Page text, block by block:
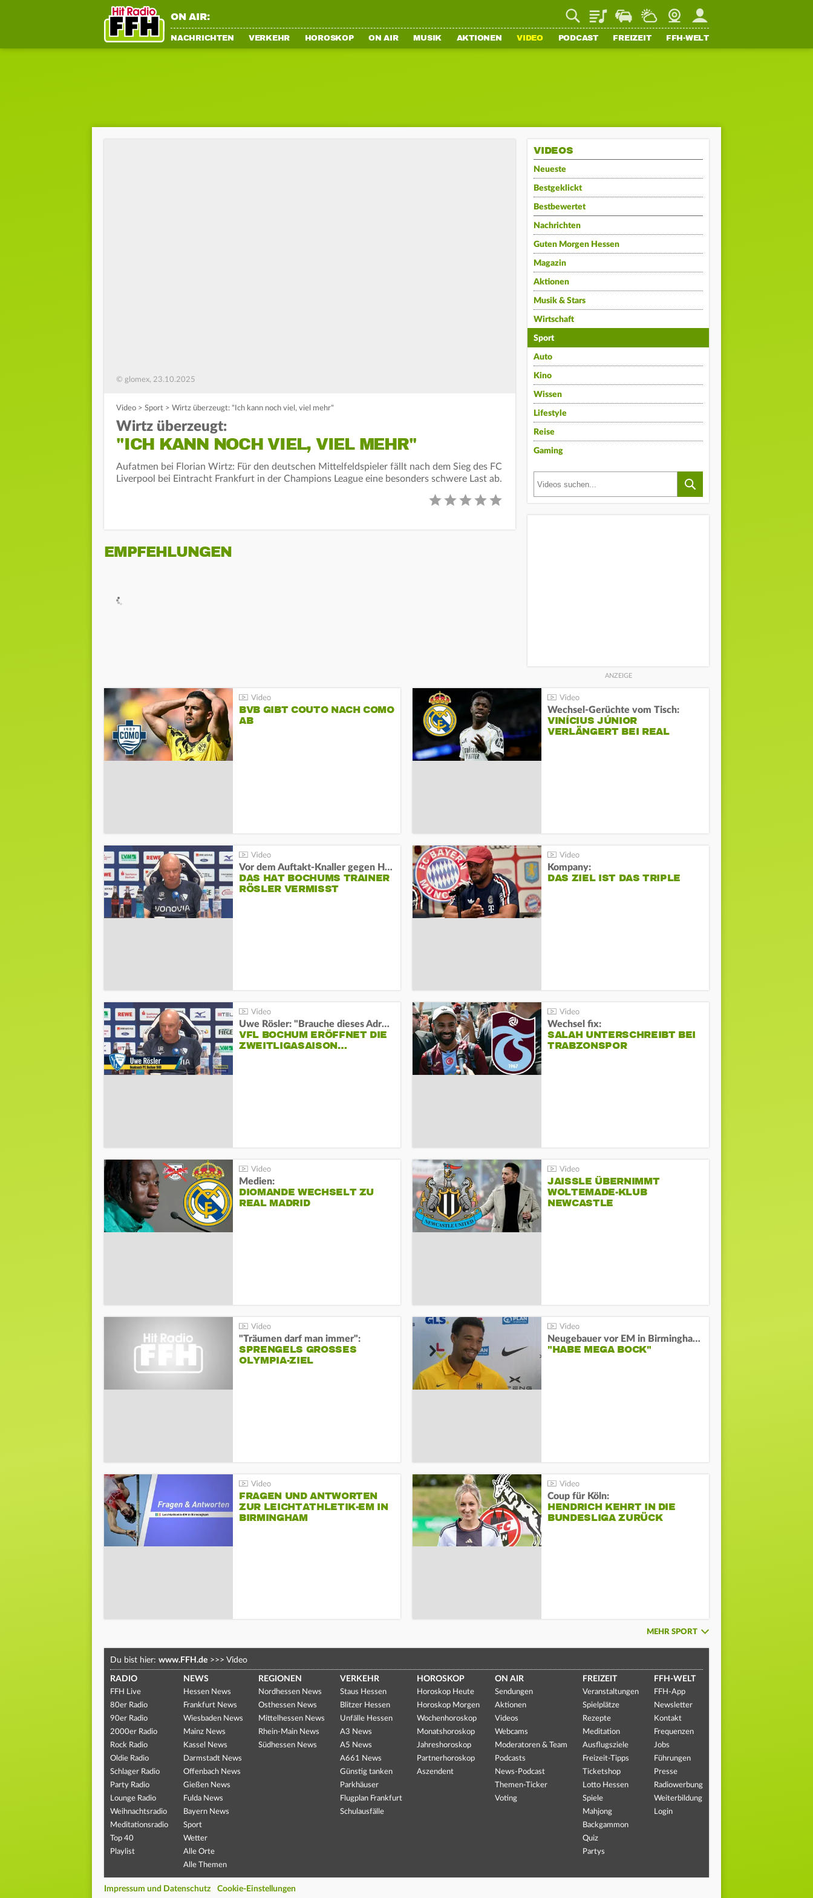
ON AIR: PlaylistStaupilotWetterWebcamMein FFH
NACHRICHTEN VERKEHR HOROSKOP ON AIR MUSIK AKTIONEN VIDEO PODCAST FREIZEIT FFH-WELT
© glomex, 23.10.2025
Video > Sport > Wirtz überzeugt: "Ich kann noch viel, viel mehr"
Wirtz überzeugt:
"ICH KANN NOCH VIEL, VIEL MEHR"
Aufatmen bei Florian Wirtz: Für den deutschen Mittelfeldspieler fällt nach dem Sieg des FC
Liverpool bei Eintracht Frankfurt in der Champions League eine besonders schwere Last ab.
EMPFEHLUNGEN
VIDEOS
Neueste
Bestgeklickt
Bestbewertet
Nachrichten
Guten Morgen Hessen
Magazin
Aktionen
Musik & Stars
Wirtschaft
Sport
Auto
Kino
Wissen
Lifestyle
Reise
Gaming
BVB GIBT COUTO NACH COMO
AB
Wechsel-Gerüchte vom Tisch:
VINÍCIUS JÚNIOR
VERLÄNGERT BEI REAL
Vor dem Auftakt-Knaller gegen Hertha:
DAS HAT BOCHUMS TRAINER
RÖSLER VERMISST
Kompany:
DAS ZIEL IST DAS TRIPLE
Uwe Rösler: "Brauche dieses Adrenalin"
VFL BOCHUM ERÖFFNET DIE
ZWEITLIGASAISON…
Wechsel fix:
SALAH UNTERSCHREIBT BEI
TRABZONSPOR
Medien:
DIOMANDE WECHSELT ZU
REAL MADRID
JAISSLE ÜBERNIMMT
WOLTEMADE-KLUB
NEWCASTLE
"Träumen darf man immer":
SPRENGELS GROSSES O
LYMPIA-ZIEL
Neugebauer vor EM in Birmingham:
"HABE MEGA BOCK"
FRAGEN UND ANTWORTEN
ZUR LEICHTATHLETIK-EM IN
BIRMINGHAM
Coup für Köln:
HENDRICH KEHRT IN DIE
BUNDESLIGA ZURÜCK
MEHR SPORT
Du bist hier: www.FFH.de >>> Video
RADIO
FFH Live
80er Radio
90er Radio
2000er Radio
Rock Radio
Oldie Radio
Schlager Radio
Party Radio
Lounge Radio
Weihnachtsradio
Meditationsradio
Top 40
Playlist
NEWS
Hessen News
Frankfurt News
Wiesbaden News
Mainz News
Kassel News
Darmstadt News
Offenbach News
Gießen News
Fulda News
Bayern News
Sport
Wetter
Alle Orte
Alle Themen
REGIONEN
Nordhessen News
Osthessen News
Mittelhessen News
Rhein-Main News
Südhessen News
VERKEHR
Staus Hessen
Blitzer Hessen
Unfälle Hessen
A3 News
A5 News
A661 News
Günstig tanken
Parkhäuser
Flugplan Frankfurt
Schulausfälle
HOROSKOP
Horoskop Heute
Horoskop Morgen
Wochenhoroskop
Monatshoroskop
Jahreshoroskop
Partnerhoroskop
Aszendent
ON AIR
Sendungen
Aktionen
Videos
Webcams
Moderatoren & Team
Podcasts
News-Podcast
Themen-Ticker
Voting
FREIZEIT
Veranstaltungen
Spielplätze
Rezepte
Meditation
Ausflugsziele
Freizeit-Tipps
Ticketshop
Lotto Hessen
Spiele
Mahjong
Backgammon
Quiz
Partys
FFH-WELT
FFH-App
Newsletter
Kontakt
Frequenzen
Jobs
Führungen
Presse
Radiowerbung
Weiterbildung
Login
Impressum und Datenschutz Cookie-Einstellungen